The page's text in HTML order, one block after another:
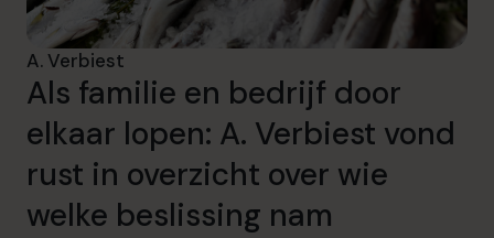
A. Verbiest
Als familie en bedrijf door
elkaar lopen: A. Verbiest vond
rust in overzicht over wie
welke beslissing nam